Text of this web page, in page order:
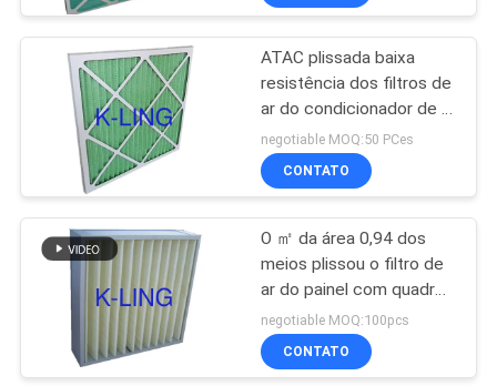
unidade de filtro do
ventilador
armários do fluxo
laminar
ATAC plissada baixa
resistência dos filtros de
ar do condicionador de ar
do painel para a filtragem
preliminar
negotiable MOQ:50 PCes
CONTATO
O ㎡ da área 0,94 dos
meios plissou o filtro de
ar do painel com quadro
do cartão
negotiable MOQ:100pcs
CONTATO